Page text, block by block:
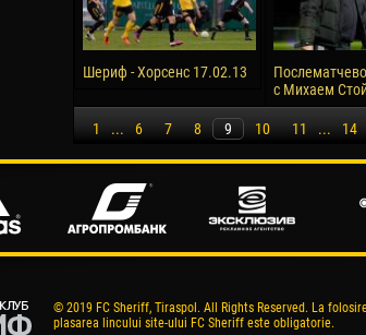
Шериф - Хорсенс 17.02.13
с Михаем
1 ... 6 7 8 9 10 11 ... 14
© 2019 FC Sheriff, Tiraspol. All Rights Reserved. La
plasarea lincului site-ului FC Sheriff este obligatorie.